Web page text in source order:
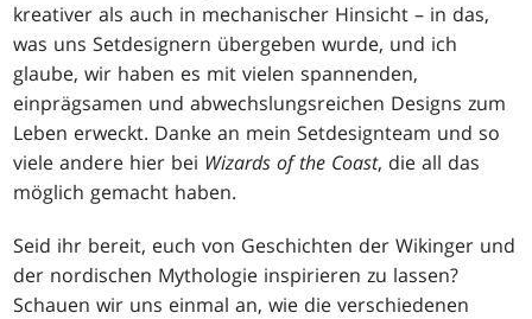
kreativer als auch in mechanischer Hinsicht – in das,
was uns Setdesignern übergeben wurde, und ich
glaube, wir haben es mit vielen spannenden,
einprägsamen und abwechslungsreichen Designs zum
Leben erweckt. Danke an mein Setdesignteam und so
viele andere hier bei Wizards of the Coast, die all das
möglich gemacht haben.
Seid ihr bereit, euch von Geschichten der Wikinger und
der nordischen Mythologie inspirieren zu lassen?
Schauen wir uns einmal an, wie die verschiedenen